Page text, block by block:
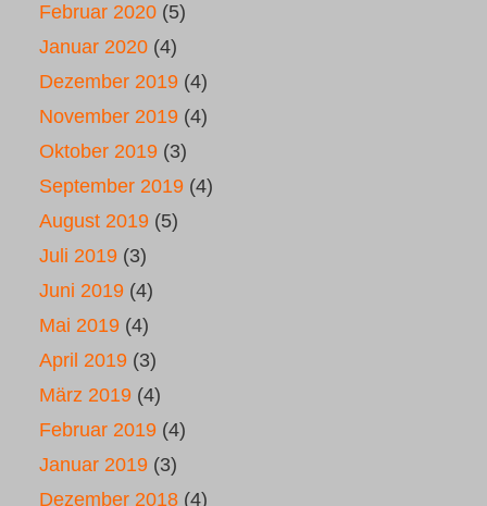
Februar 2020 (5)
Januar 2020 (4)
Dezember 2019 (4)
November 2019 (4)
Oktober 2019 (3)
September 2019 (4)
August 2019 (5)
Juli 2019 (3)
Juni 2019 (4)
Mai 2019 (4)
April 2019 (3)
März 2019 (4)
Februar 2019 (4)
Januar 2019 (3)
Dezember 2018 (4)